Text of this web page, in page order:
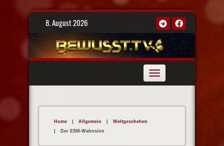
Skip
8. August 2026
Toggle
navigation
Home | Allgemein |
Weltgeschehen
|
Der ESM-Wahnsinn